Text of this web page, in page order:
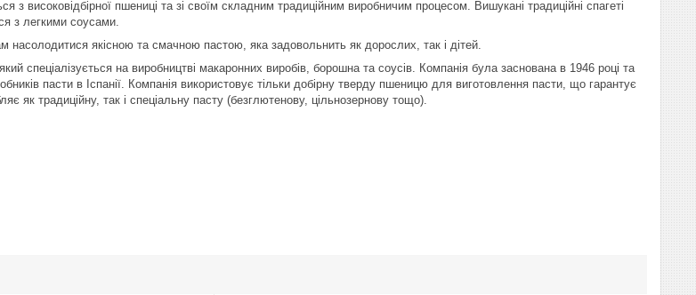
з високовідбірної пшениці та зі своїм складним традиційним виробничим процесом. Вишукані традиційні спагеті
з легкими соусами.
насолодитися якісною та смачною пастою, яка задовольнить як дорослих, так і дітей.
спеціалізується на виробництві макаронних виробів, борошна та соусів. Компанія була заснована в 1946 році та
пасти в Іспанії. Компанія використовує тільки добірну тверду пшеницю для виготовлення пасти, що гарантує
як традиційну, так і спеціальну пасту (безглютенову, цільнозернову тощо).